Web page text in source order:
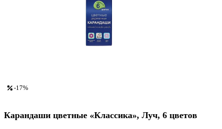
-17%
Карандаши цветные «Классика», Луч, 6 цветов